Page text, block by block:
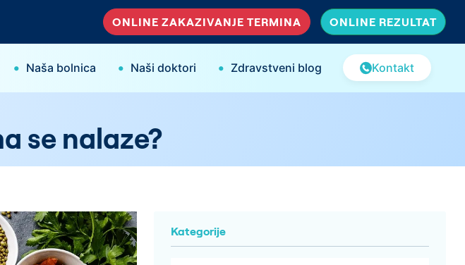
ONLINE ZAKAZIVANJE TERMINA ONLINE REZULTAT
• Naša bolnica • Naši doktori • Zdravstveni blog Kontakt
se nalaze?
Kategorije